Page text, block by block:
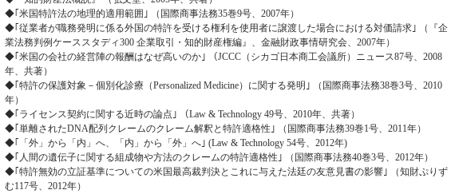
◆｢米国特許法の地理的適用範囲｣ （国際商事法務35巻9号、2007年）
◆｢従業者が職務発明に係る外国の特許を受ける権利を使用者に譲渡した場合における対価請求｣ （『企
業法務判例ケーススタディ300 企業取引・知的財産権編』、金融財政事情研究会、2007年）
◆｢米国の会社の経営陣の報酬はなぜ高いのか｣ （JCCC（シカゴ日本商工会議所）ニュース87号、2008
年、共著）
◆｢特許の保護対象－個別化診療（Personalized Medicine）に関する発明｣ （国際商事法務38巻3号、2010
年）
◆｢ライセンス契約に関する近時の論点｣ （Law & Technology 49号、2010年、共著）
◆｢単離されたDNA配列クレームのクレーム解釈と特許適格性｣ （国際商事法務39巻1号、2011年）
◆｢「外」から「内」へ、「内」から「外」へ｣ (Law & Technology 54号、2012年)
◆｢人間の遺伝子に関する組成物や方法のクレームの特許適格性｣ （国際商事法務40巻3号、2012年）
◆｢特許無効の立証基準についての米国最高裁判決とこれに与えた法廷の友意見書の影響｣ （知財ぷりず
む117号、2012年）